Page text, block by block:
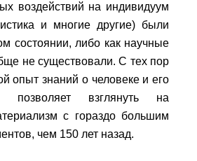
воздействий на индивидуум
и многие другие) были
состоянии, либо как научные
не существовали. С тех пор
опыт знаний о человеке и его
позволяет взглянуть на
с гораздо большим
чем 150 лет назад.